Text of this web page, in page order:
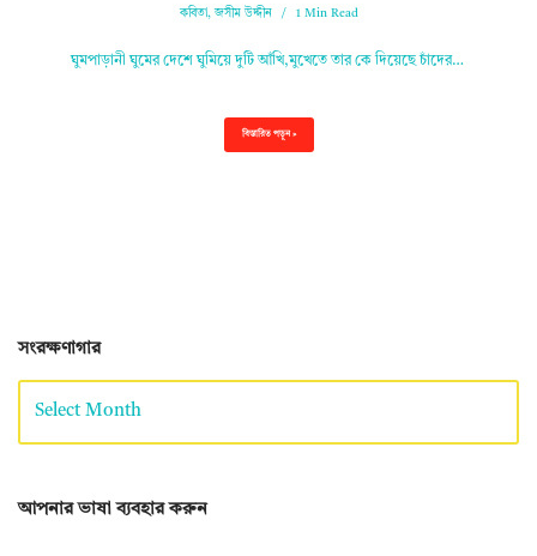
কবিতা,জসীম উদ্দীন 1 Min Read
ঘুমপাড়ানী ঘুমের দেশে ঘুমিয়ে দুটি আঁখি,মুখেতে তার কে দিয়েছে চাঁদের…
বিস্তারিত পড়ুন »
সংরক্ষণাগার
আপনার ভাষা ব্যবহার করুন